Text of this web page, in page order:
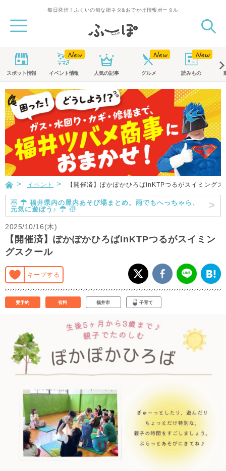
毎日発信！ふくいの旬な街ネタ&おでかけ情報ポータル
スポット情報 イベント情報 人気の記事 グルメ 読みもの
イベント 【開催済】ぽかぽかひろばinKTPつるがスイミングス
☃ ☂ 福井県内の屋内あそび場まとめ。雨でもへっちゃら、
元気に遊ぼう♪ ☂ ☃
2025/10/16(木)
【開催済】ぽかぽかひろばinKTPつるがスイミン
グスクール
キープする
要予約 有料 福井市 子育て